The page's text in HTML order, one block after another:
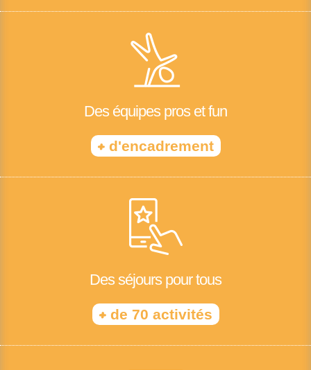
Des équipes pros et fun
+d'encadrement
Des séjours pour tous
+de 70 activités